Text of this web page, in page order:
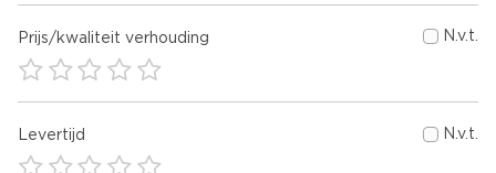
Prijs/kwaliteit verhouding N.v.t.
Levertijd N.v.t.